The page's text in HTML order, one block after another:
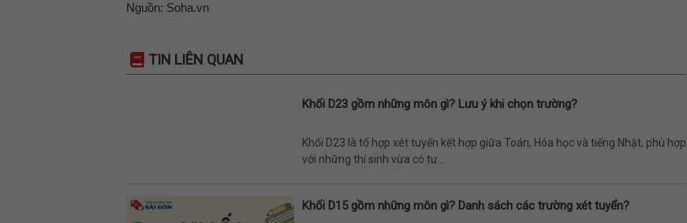
Nguồn: Soha.vn
TIN LIÊN QUAN
Khối D23 gồm những môn gì? Lưu ý khi chọn trường?
Khối D23 là tổ hợp xét tuyển kết hợp giữa Toán, Hóa học và tiếng Nhật, phù hợp
với những thí sinh vừa có tư...
Khối D15 gồm những môn gì? Danh sách các trường xét tuyển?